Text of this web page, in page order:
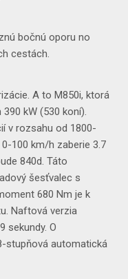
bočnú oporu no
cestách.
A to M850i, ktorá
kW (530 koní).
v rozsahu od 1800-
100 km/h zaberie 3.7
840d. Táto
šesťvalec s
680 Nm je k
Naftová verzia
sekundy. O
stupňová automatická